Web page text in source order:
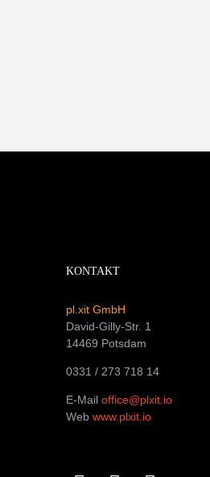
KONTAKT
pl.xit GmbH
David-Gilly-Str. 1
14469 Potsdam
0331 / 273 718 14
E-Mail office@plxit.io
Web www.plxit.io